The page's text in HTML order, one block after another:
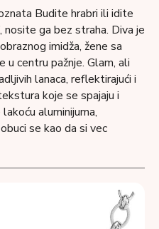
Budite hrabri ili idite
nosite ga bez straha. Diva je
imidža, žene sa
u centru pažnje. Glam, ali
lanaca, reflektirajući i
koje se spajaju i
aluminijuma,
se kao da si vec